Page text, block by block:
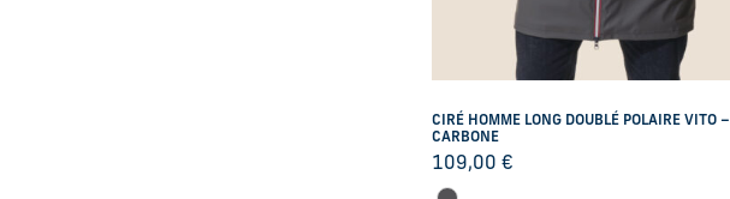
CIRÉ HOMME LONG DOUBLÉ POLAIRE VITO –
CARBONE
109,00 €